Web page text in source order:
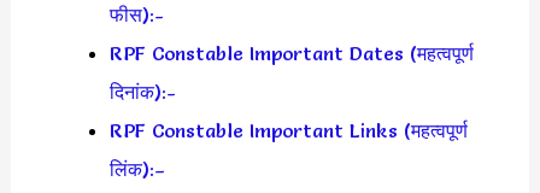
फीस):-
RPF Constable Important Dates (महत्वपूर्ण
दिनांक):-
RPF Constable Important Links (महत्वपूर्ण
लिंक):–